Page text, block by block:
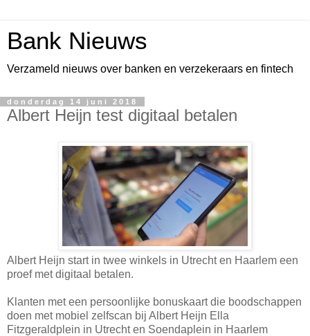
Bank Nieuws
Verzameld nieuws over banken en verzekeraars en fintech
donderdag 14 juni 2018
Albert Heijn test digitaal betalen
Albert Heijn start in twee winkels in Utrecht en Haarlem een
proef met digitaal betalen.
Klanten met een persoonlijke bonuskaart die boodschappen
doen met mobiel zelfscan bij Albert Heijn Ella
Fitzgeraldplein in Utrecht en Soendaplein in Haarlem